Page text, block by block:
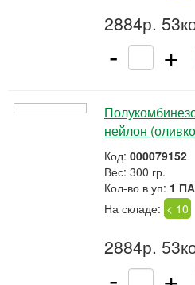
2884р.
- +
нейлон
Код: 000079152
Вес: 300 гр.
Кол-во в уп: 1
На складе: < 10
2884р.